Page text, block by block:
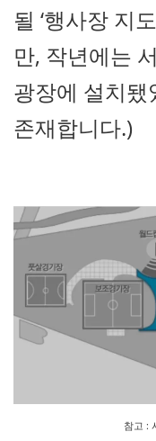
될 ‘행사장 지
만, 작년에는
광장에 설치됐
존재합니다.)
참고 :